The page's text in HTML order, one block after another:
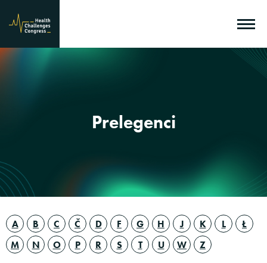
Prelegenci
A B C Č D F G H J K L
Ł
M
N O P R S T U W Z